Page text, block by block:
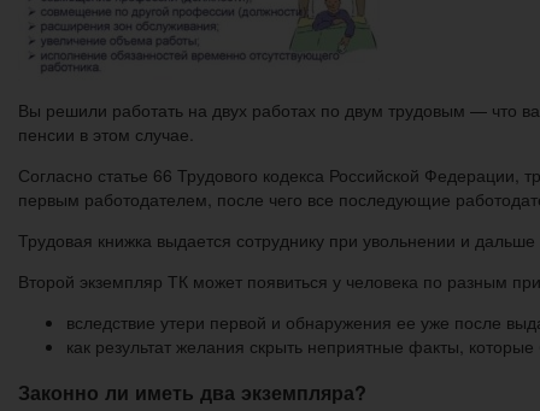
Вы решили работать на двух работах по двум трудовым — что
пенсии в этом случае.
Согласно статье 66 Трудового кодекса Российской
первым работодателем, после чего все последующие
Трудовая книжка выдается сотруднику при увольнении и
Второй экземпляр ТК может появиться у человека по разным
вследствие утери первой и обнаружения ее уже после
как результат желания скрыть неприятные факты,
Законно ли иметь два экземпляра?